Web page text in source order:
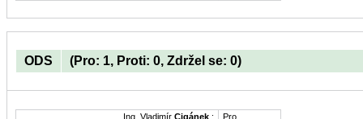
ODS (Pro: 1, Proti: 0, Zdržel se: 0)
Ing. Vladimír Cigánek : Pro